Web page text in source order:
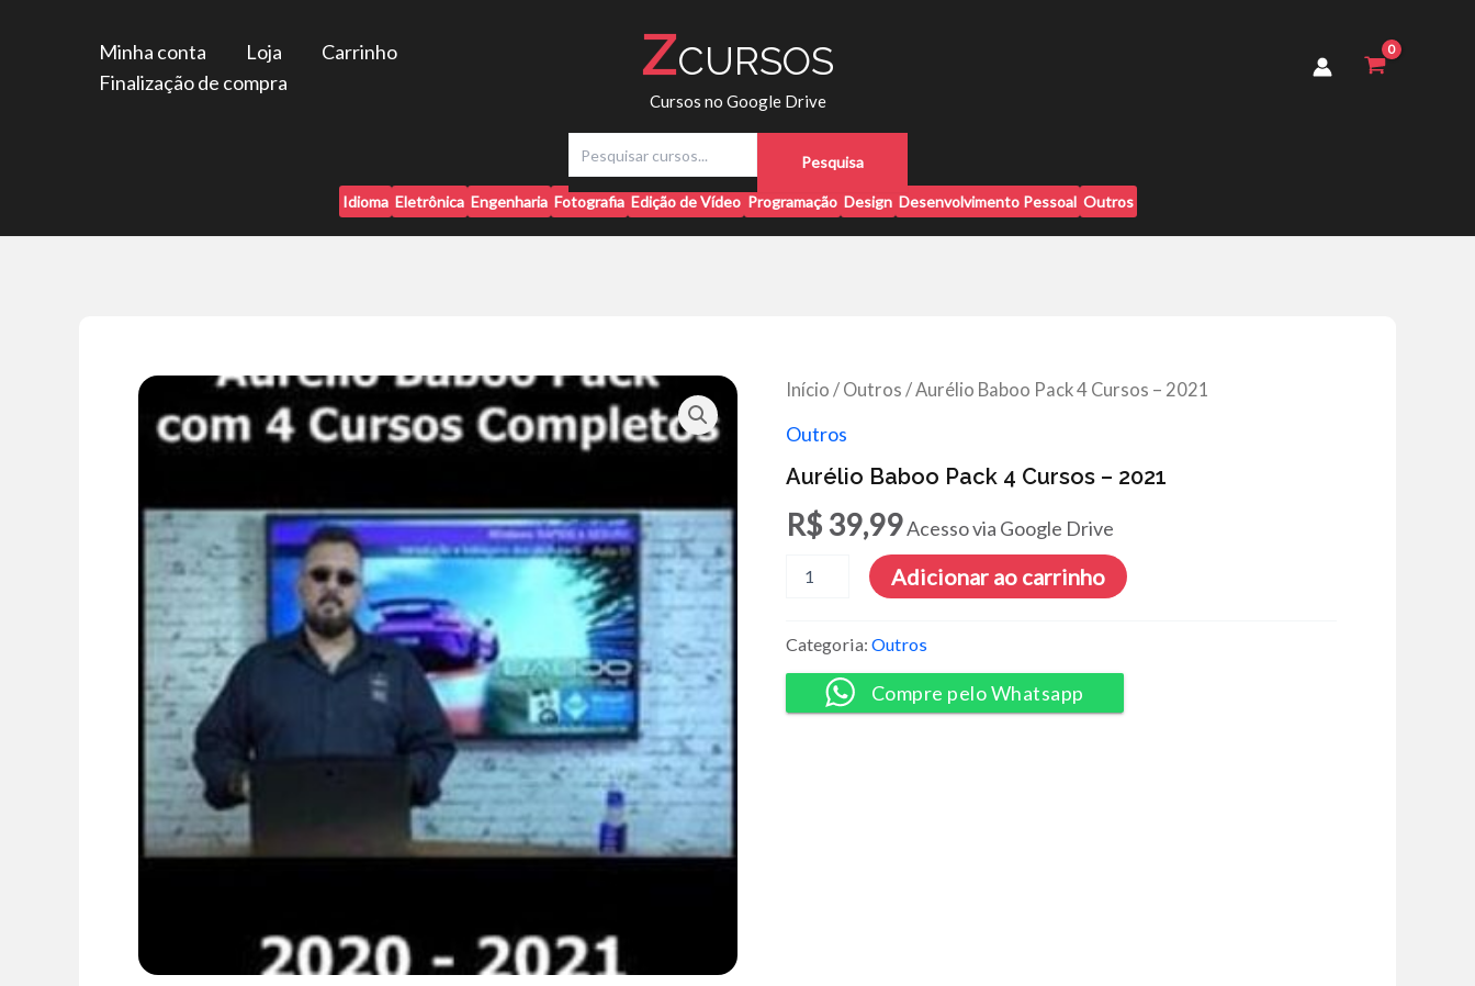
Minha conta Loja
Carrinho
Finalização de compra
ZCURSOS
Cursos no Google Drive
q
Pesquisa
Idioma Eletrônica Engenharia Fotografia Edição de Vídeo Programação Design Desenvolvimento Pessoal Outros
Início / Outros / Aurélio Baboo Pack 4 Cursos – 2021
Outros
Aurélio Baboo Pack 4 Cursos – 2021
R$39,99Acesso via Google Drive
Baboo
Cursos
-
quantidade
Adicionar ao carrinho
Categoria: Outros
Compre pelo Whatsapp